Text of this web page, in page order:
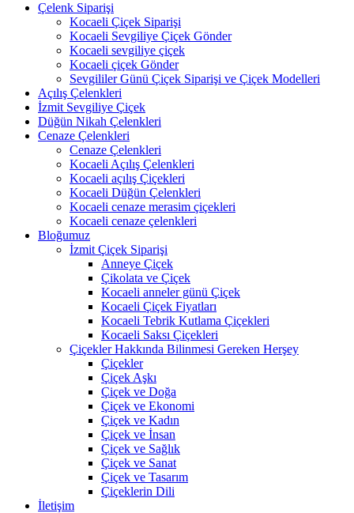
Çelenk Siparişi
Kocaeli Çiçek Siparişi
Kocaeli Sevgiliye Çiçek Gönder
Kocaeli sevgiliye çiçek
Kocaeli çiçek Gönder
Sevgililer Günü Çiçek Siparişi ve Çiçek Modelleri
Açılış Çelenkleri
İzmit Sevgiliye Çiçek
Düğün Nikah Çelenkleri
Cenaze Çelenkleri
Cenaze Çelenkleri
Kocaeli Açılış Çelenkleri
Kocaeli açılış Çiçekleri
Kocaeli Düğün Çelenkleri
Kocaeli cenaze merasim çiçekleri
Kocaeli cenaze çelenkleri
Bloğumuz
İzmit Çiçek Siparişi
Anneye Çiçek
Çikolata ve Çiçek
Kocaeli anneler günü Çiçek
Kocaeli Çiçek Fiyatları
Kocaeli Tebrik Kutlama Çiçekleri
Kocaeli Saksı Çiçekleri
Çiçekler Hakkında Bilinmesi Gereken Herşey
Çiçekler
Çiçek Aşkı
Çiçek ve Doğa
Çiçek ve Ekonomi
Çiçek ve Kadın
Çiçek ve İnsan
Çiçek ve Sağlık
Çiçek ve Sanat
Çiçek ve Tasarım
Çiçeklerin Dili
İletişim